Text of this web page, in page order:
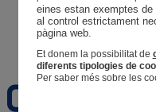
Tus pedidos
Cesta
Favoritos
eines estan exemptes
al control estrictament
pàgina web.
Et donem la possibilitat de
diferents tipologies de
Per saber més sobre les